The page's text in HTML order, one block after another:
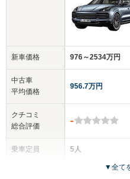
新車価格
中古車
平均価格
クチコミ
総合評価
乗車定員
976～2534万円
956.7万円
-
5人
▼全て